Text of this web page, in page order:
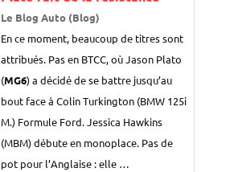
Le Blog Auto (Blog)
En ce moment, beaucoup de titres sont
attribués. Pas en BTCC, où Jason Plato
(MG6) a décidé de se battre jusqu’au
bout face à Colin Turkington (BMW 125i
M.) Formule Ford. Jessica Hawkins
(MBM) débute en monoplace. Pas de
pot pour l’Anglaise : elle …